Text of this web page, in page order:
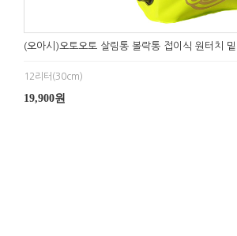
(오아시)오토오토 살림통 볼락통 접이식 원터치
12리터(30cm)
19,900원